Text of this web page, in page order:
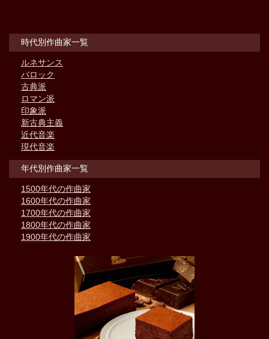
時代別作曲家一覧
ルネサンス
バロック
古典派
ロマン派
印象派
新古典主義
近代音楽
現代音楽
年代別作曲家一覧
1500年代の作曲家
1600年代の作曲家
1700年代の作曲家
1800年代の作曲家
1900年代の作曲家